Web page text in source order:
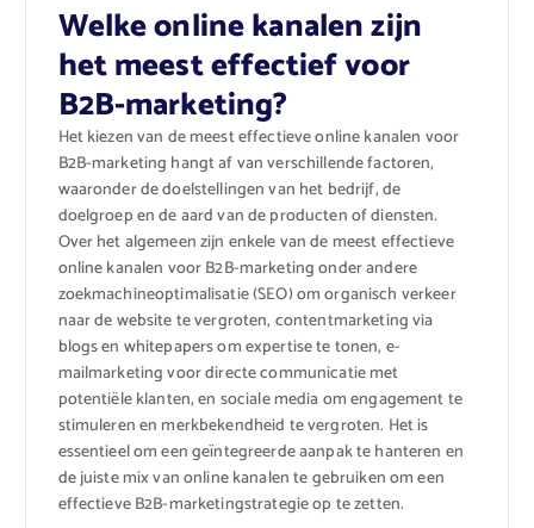
Welke online kanalen zijn
het meest effectief voor
B2B-marketing?
Het kiezen van de meest effectieve online kanalen voor
B2B-marketing hangt af van verschillende factoren,
waaronder de doelstellingen van het bedrijf, de
doelgroep en de aard van de producten of diensten.
Over het algemeen zijn enkele van de meest effectieve
online kanalen voor B2B-marketing onder andere
zoekmachineoptimalisatie (SEO) om organisch verkeer
naar de website te vergroten, contentmarketing via
blogs en whitepapers om expertise te tonen, e-
mailmarketing voor directe communicatie met
potentiële klanten, en sociale media om engagement te
stimuleren en merkbekendheid te vergroten. Het is
essentieel om een geïntegreerde aanpak te hanteren en
de juiste mix van online kanalen te gebruiken om een
effectieve B2B-marketingstrategie op te zetten.